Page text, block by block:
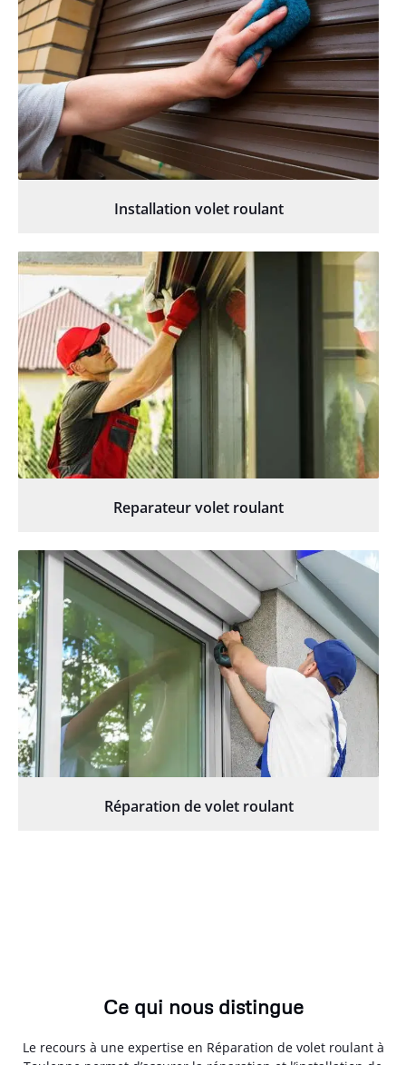
Installation volet roulant
Reparateur volet roulant
Réparation de volet roulant
Ce qui nous distingue
Le recours à une expertise en Réparation de volet roulant à